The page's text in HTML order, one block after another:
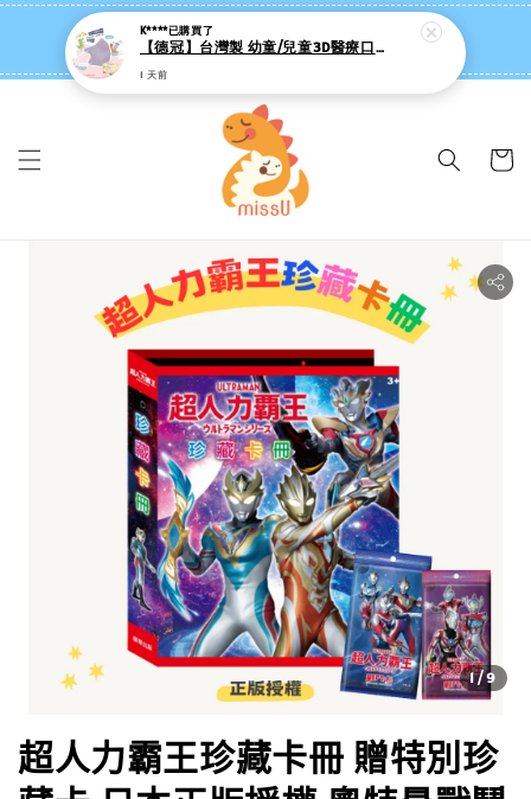
missU 迷思悠官方旗艦店 ❤️ 迷粉招募中
👉點我【追蹤社群送 $20 】
1/9
超人力霸王珍藏卡冊 贈特別珍
K****已購買了